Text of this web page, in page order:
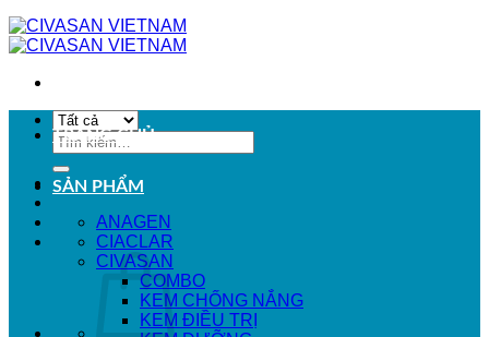
Tìm
kiếm:
TRANG CHỦ
SẢN PHẨM
ANAGEN
CIACLAR
CIVASAN
COMBO
KEM CHỐNG NẮNG
KEM ĐIỀU TRỊ